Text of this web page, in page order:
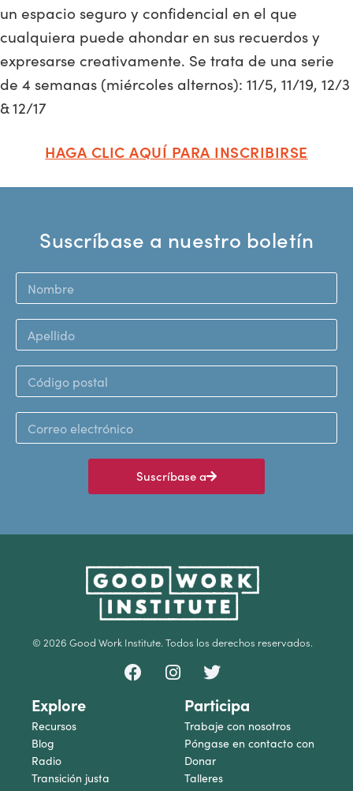
un espacio seguro y confidencial en el que
cualquiera puede ahondar en sus recuerdos y
expresarse creativamente. Se trata de una serie
de 4 semanas (miércoles alternos): 11/5, 11/19, 12/3
& 12/17
HAGA CLIC AQUÍ PARA INSCRIBIRSE
Suscríbase a nuestro boletín
Suscríbase a
© 2026 Good Work Institute. Todos los derechos reservados.
Explore
Recursos
Blog
Radio
Transición justa
Participa
Trabaje con nosotros
Póngase en contacto con
Donar
Talleres